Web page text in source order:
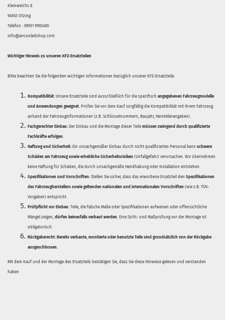
Kleinweichs 8
94563 Otzing
Telefon : 09931 9992490
info@aircooledshop.com
Wichtiger Hinweis zu unseren KFZ-Ersatzteilen
Bitte beachten Sie die folgenden wichtigen Informationen bezüglich unserer KFZ-Ersatzteile:
Kompatibilität: Unsere Ersatzteile sind ausschließlich für die spezifisch angegebenen Fahrzeugmodelle
und Anwendungen geeignet. Prüfen Sie vor dem Kauf sorgfältig die Kompatibilität mit Ihrem Fahrzeug
anhand der Fahrzeuginformationen (z.B. Schlüsselnummern, Baujahr, Herstellerangaben).
Fachgerechter Einbau: Der Einbau und die Montage dieser Teile müssen zwingend durch qualifizierte
Fachkräfte erfolgen.
Haftung und Sicherheit: Ein unsachgemäßer Einbau durch nicht qualifiziertes Personal kann schwere
Schäden am Fahrzeug sowie erhebliche Sicherheitsrisiken (Unfallgefahr) verursachen. Wir übernehmen
keine Haftung für Schäden, die durch unsachgemäße Handhabung oder Installation entstehen.
Spezifikationen und Vorschriften: Stellen Sie sicher, dass das erworbene Ersatzteil den Spezifikationen
des Fahrzeugherstellers sowie geltenden nationalen und internationalen Vorschriften (wie z.B. TÜV-
Vorgaben) entspricht.
Prüfpflicht vor Einbau: Teile, die falsche Maße oder Spezifikationen aufweisen oder offensichtliche
Mängel zeigen, dürfen keinesfalls verbaut werden. Eine Sicht- und Maßprüfung vor der Montage ist
obligatorisch.
Rückgaberecht: Bereits verbaute, montierte oder benutzte Teile sind grundsätzlich von der Rückgabe
ausgeschlossen.
Mit dem Kauf und der Montage des Ersatzteils bestätigen Sie, dass Sie diese Hinweise gelesen und verstanden
haben